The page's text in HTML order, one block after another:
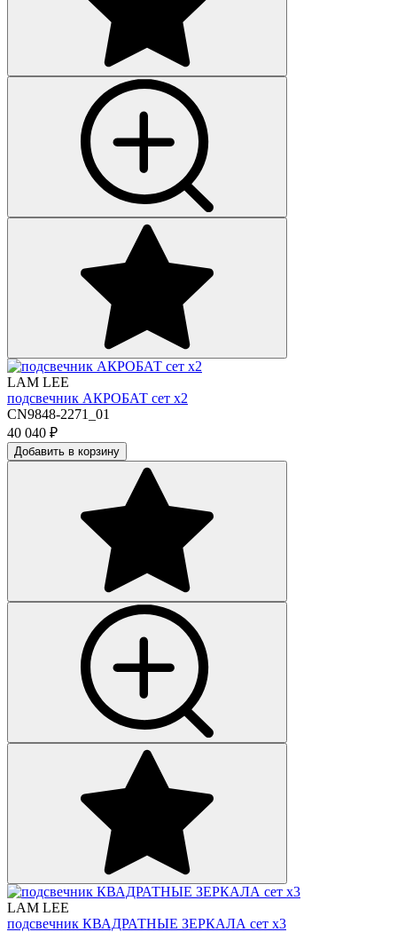
LAM LEE
подсвечник АКРОБАТ сет х2
CN9848-2271_01
40 040 ₽
Добавить в корзину
LAM LEE
подсвечник КВАДРАТНЫЕ ЗЕРКАЛА сет х3